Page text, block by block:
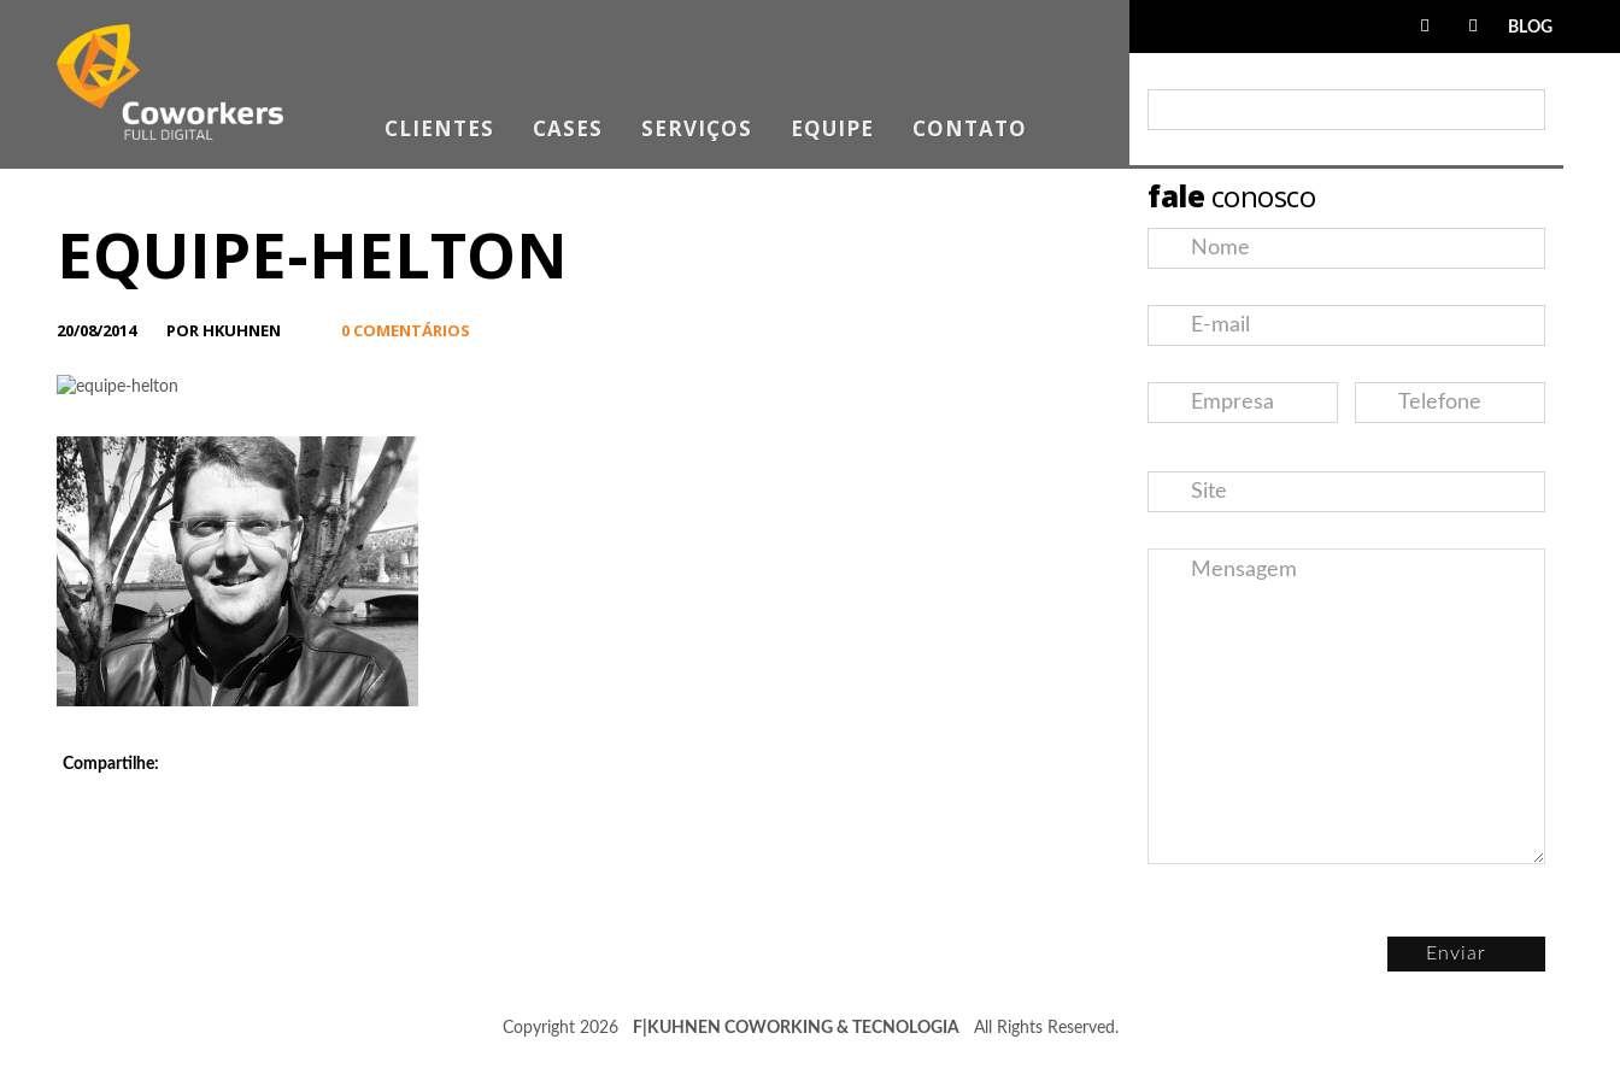
BLOG
CLIENTES CASES SERVIÇOS EQUIPE CONTATO
fale conosco
Enviar
EQUIPE-HELTON
20/08/2014 POR HKUHNEN 0 COMENTÁRIOS
Compartilhe:
Copyright 2026 F|KUHNEN COWORKING & TECNOLOGIAAll Rights Reserved.